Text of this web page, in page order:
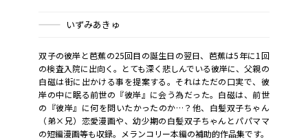
いずみあきゅ
双子の彼岸と芭蕉の25回目の誕生日の翌日、芭蕉は5年に1回
の検査入院に出向く。とても深く悲しんでいる彼岸に、父親の
白磁は街に出かける事を提案する。それはただの口実で、彼
岸の中に眠る前世の『彼岸』に会う為だった。白磁は、前世
の『彼岸』に何を問いたかったのか…？他、白髪双子ちゃん
（弟×兄）恋愛漫画や、幼少期の白髪双子ちゃんとパパママ
の短編漫画等も収録。メランコリー本編の補助的作品集です。